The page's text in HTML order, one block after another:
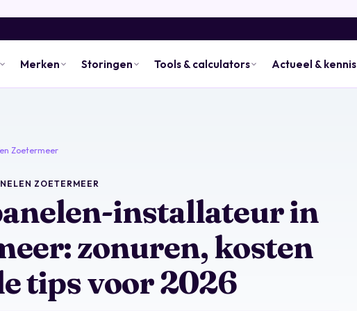
Merken Storingen Tools & calculators Actueel & kennis
Zoetermeer
ZOETERMEER
installateur in
zonuren, kosten
tips voor 2026